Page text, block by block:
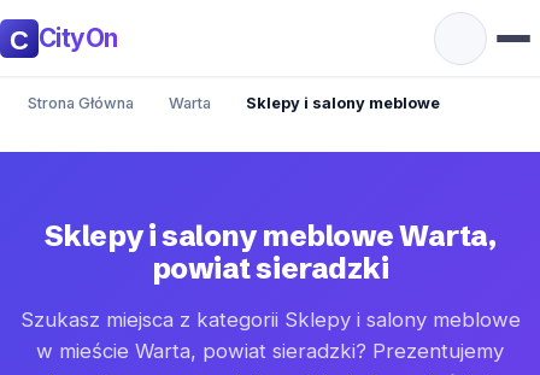
CityOn
Strona Główna Warta Sklepy i salony meblowe
Sklepy i salony meblowe Warta,
powiat sieradzki
Szukasz miejsca z kategorii Sklepy i salony meblowe
w mieście Warta, powiat sieradzki? Prezentujemy